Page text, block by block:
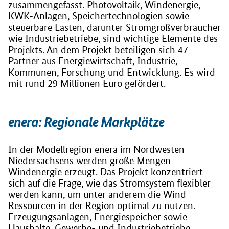
zusammengefasst. Photovoltaik, Windenergie,
KWK-Anlagen, Speichertechnologien sowie
steuerbare Lasten, darunter Stromgroßverbraucher
wie Industriebetriebe, sind wichtige Elemente des
Projekts. An dem Projekt beteiligen sich 47
Partner aus Energiewirtschaft, Industrie,
Kommunen, Forschung und Entwicklung. Es wird
mit rund 29 Millionen Euro gefördert.
enera: Regionale Markplätze
In der Modellregion enera im Nordwesten
Niedersachsens werden große Mengen
Windenergie erzeugt. Das Projekt konzentriert
sich auf die Frage, wie das Stromsystem flexibler
werden kann, um unter anderem die Wind-
Ressourcen in der Region optimal zu nutzen.
Erzeugungsanlagen, Energiespeicher sowie